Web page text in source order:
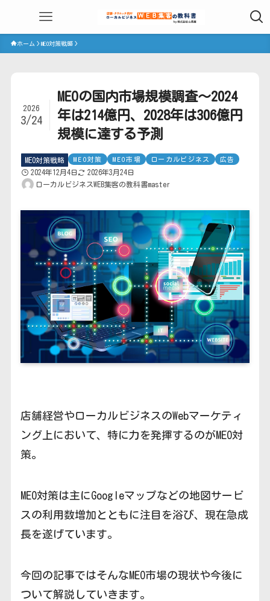
ホーム MEO対策戦略
MEOの国内市場規模調査～2024
年は214億円、2028年は306億円
規模に達する予測
2026
3/24
MEO対策戦略 MEO対策 MEO市場 ローカルビジネス 広告
2024年12月4日
2026年3月24日
ローカルビジネスWEB集客の教科書master
店舗経営やローカルビジネスのWebマーケティ
ング上において、特に力を発揮するのがMEO対
策。
MEO対策は主にGoogleマップなどの地図サービ
スの利用数増加とともに注目を浴び、現在急成
長を遂げています。
今回の記事ではそんなMEO市場の現状や今後に
ついて解説していきます。